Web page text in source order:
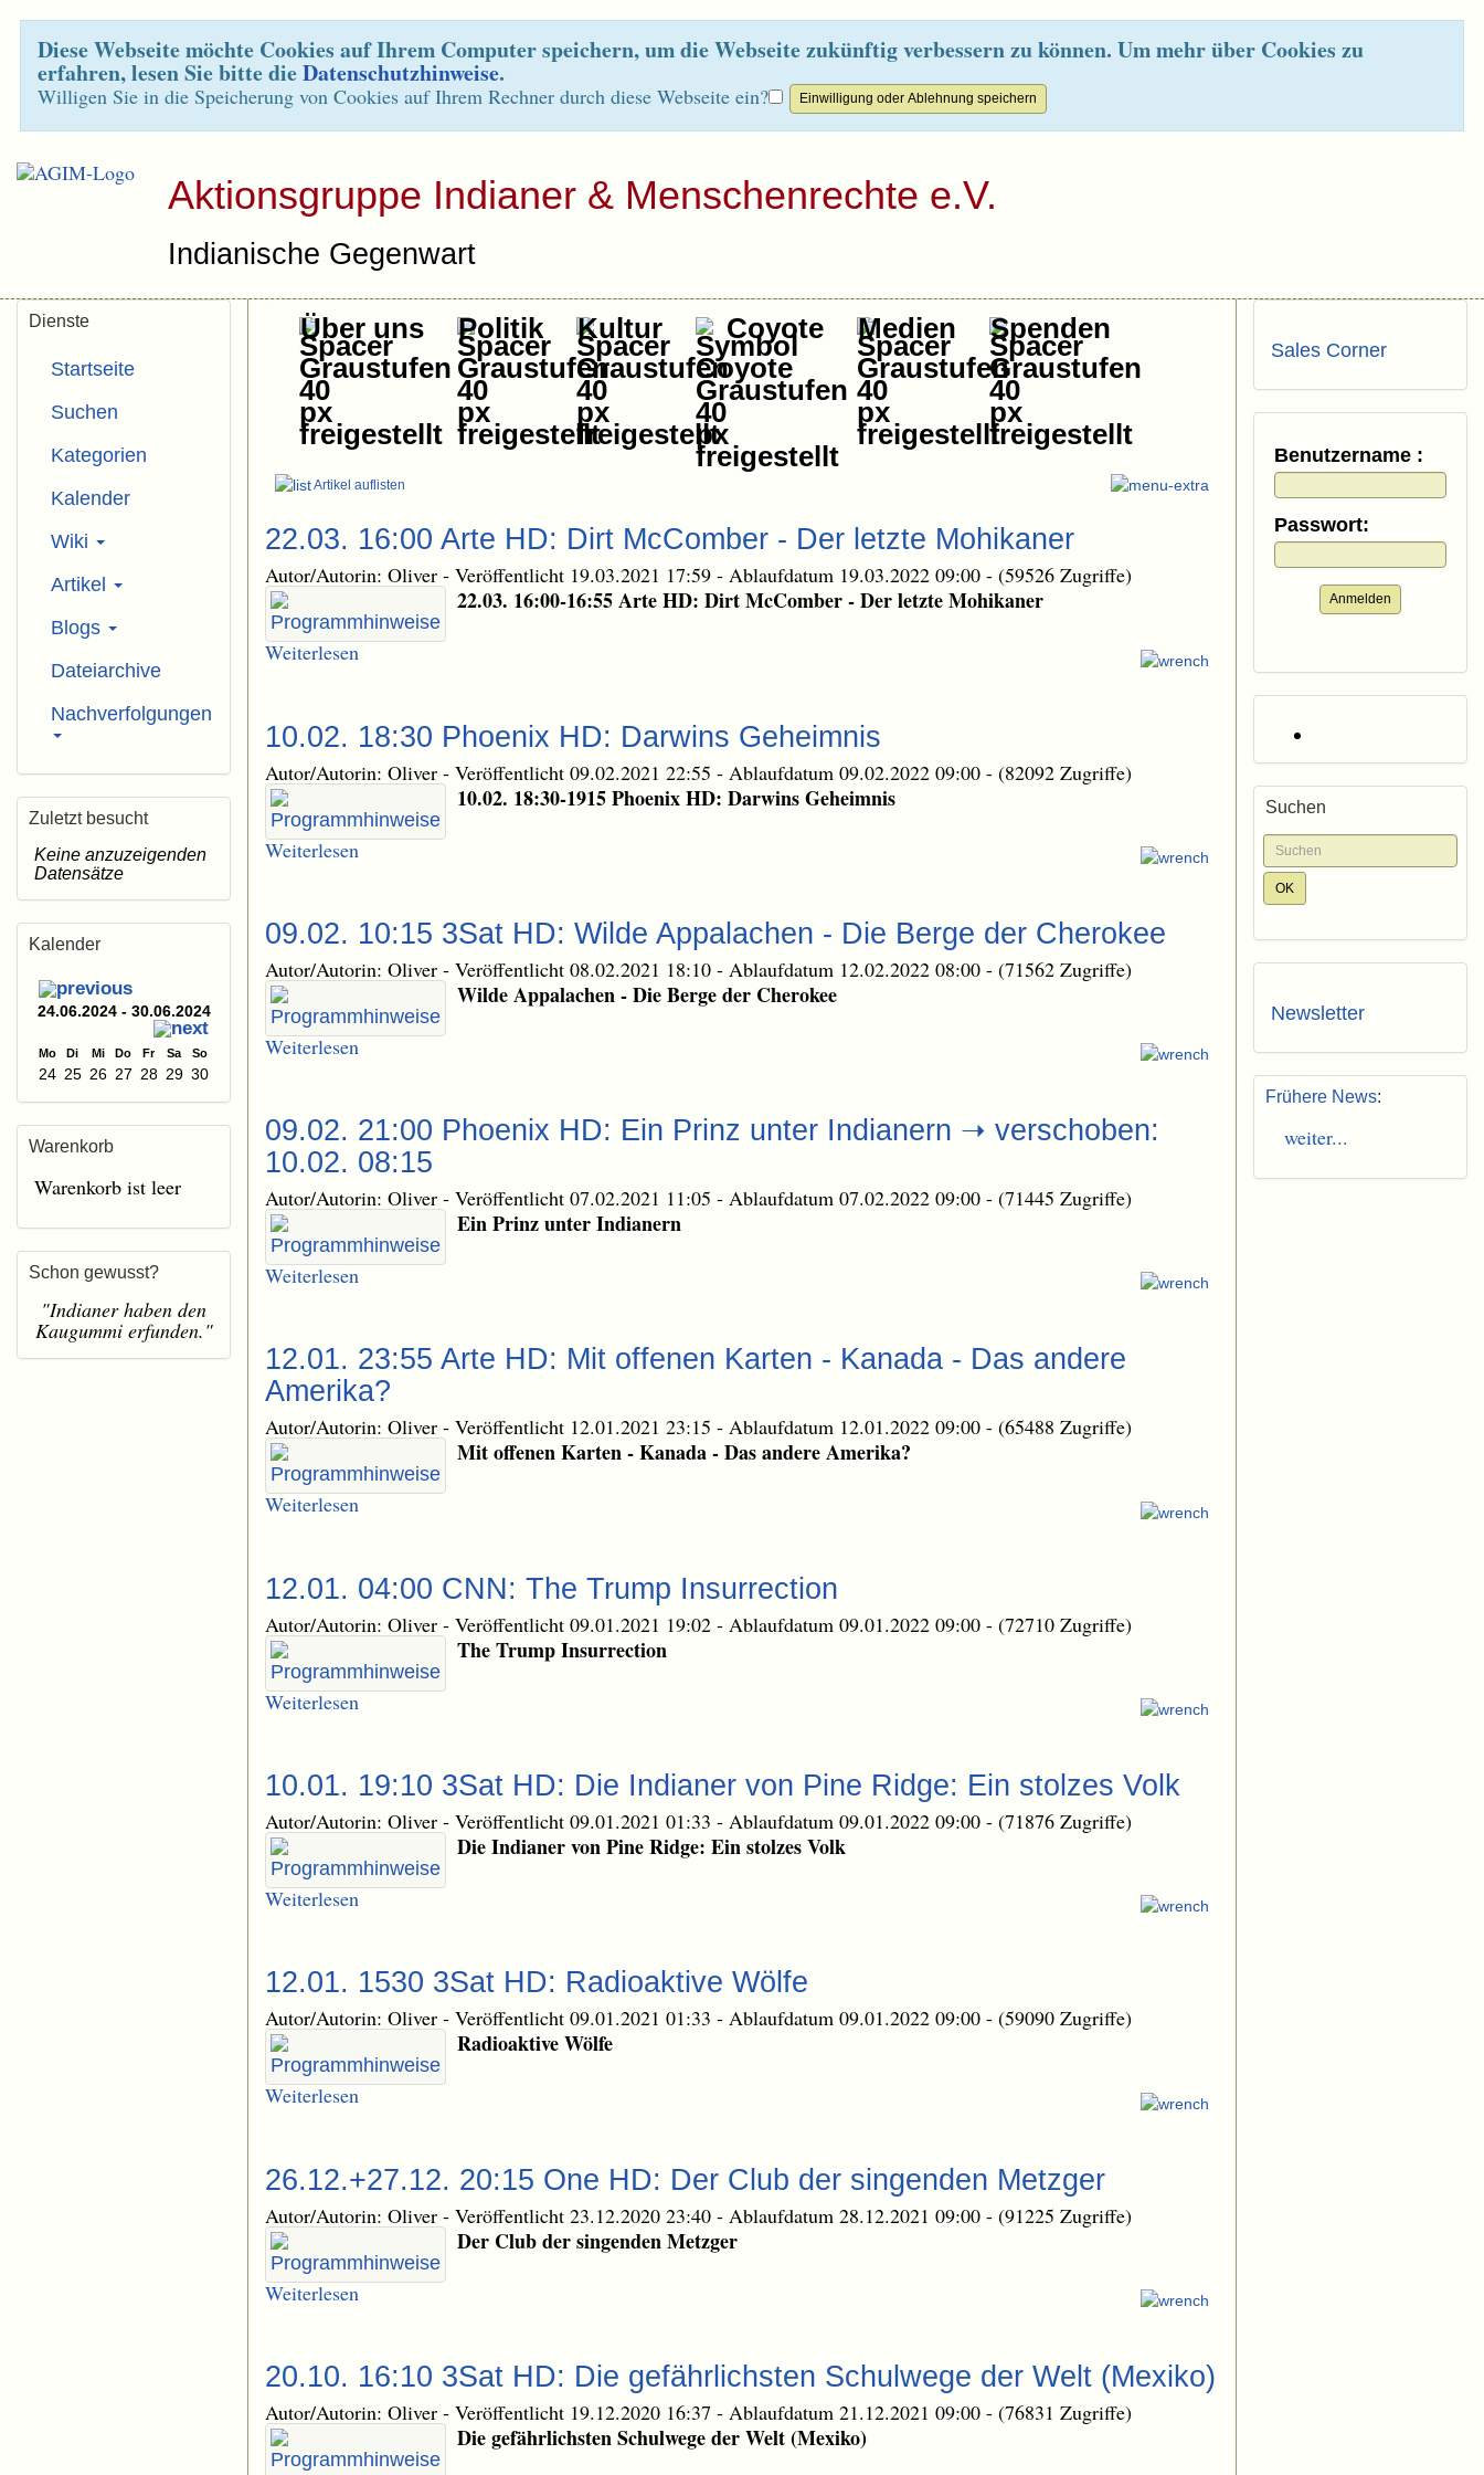
Diese Webseite möchte Cookies auf Ihrem Computer speichern, um die Webseite zukünftig verbessern zu können. Um mehr über Cookies zu
erfahren, lesen Sie bitte dieDatenschutzhinweise.
Willigen Sie in die Speicherung von Cookies auf Ihrem Rechner durch diese Webseite ein?
Aktionsgruppe Indianer & Menschenrechte e.V.
Indianische Gegenwart
Über uns Politik Kultur Coyote Medien Spenden
Artikel auflisten
22.03. 16:00 Arte HD: Dirt McComber - Der letzte Mohikaner
Autor/Autorin: Oliver - Veröffentlicht 19.03.2021 17:59 - Ablaufdatum 19.03.2022 09:00 - (59526 Zugriffe)
22.03. 16:00-16:55 Arte HD: Dirt McComber - Der letzte Mohikaner
Weiterlesen
10.02. 18:30 Phoenix HD: Darwins Geheimnis
Autor/Autorin: Oliver - Veröffentlicht 09.02.2021 22:55 - Ablaufdatum 09.02.2022 09:00 - (82092 Zugriffe)
10.02. 18:30-1915 Phoenix HD: Darwins Geheimnis
Weiterlesen
09.02. 10:15 3Sat HD: Wilde Appalachen - Die Berge der Cherokee
Autor/Autorin: Oliver - Veröffentlicht 08.02.2021 18:10 - Ablaufdatum 12.02.2022 08:00 - (71562 Zugriffe)
Wilde Appalachen - Die Berge der Cherokee
Weiterlesen
09.02. 21:00 Phoenix HD: Ein Prinz unter Indianern ➝ verschoben:
10.02. 08:15
Autor/Autorin: Oliver - Veröffentlicht 07.02.2021 11:05 - Ablaufdatum 07.02.2022 09:00 - (71445 Zugriffe)
Ein Prinz unter Indianern
Weiterlesen
12.01. 23:55 Arte HD: Mit offenen Karten - Kanada - Das andere
Amerika?
Autor/Autorin: Oliver - Veröffentlicht 12.01.2021 23:15 - Ablaufdatum 12.01.2022 09:00 - (65488 Zugriffe)
Mit offenen Karten - Kanada - Das andere Amerika?
Weiterlesen
12.01. 04:00 CNN: The Trump Insurrection
Autor/Autorin: Oliver - Veröffentlicht 09.01.2021 19:02 - Ablaufdatum 09.01.2022 09:00 - (72710 Zugriffe)
The Trump Insurrection
Weiterlesen
10.01. 19:10 3Sat HD: Die Indianer von Pine Ridge: Ein stolzes Volk
Autor/Autorin: Oliver - Veröffentlicht 09.01.2021 01:33 - Ablaufdatum 09.01.2022 09:00 - (71876 Zugriffe)
Die Indianer von Pine Ridge: Ein stolzes Volk
Weiterlesen
12.01. 1530 3Sat HD: Radioaktive Wölfe
Autor/Autorin: Oliver - Veröffentlicht 09.01.2021 01:33 - Ablaufdatum 09.01.2022 09:00 - (59090 Zugriffe)
Radioaktive Wölfe
Weiterlesen
26.12.+27.12. 20:15 One HD: Der Club der singenden Metzger
Autor/Autorin: Oliver - Veröffentlicht 23.12.2020 23:40 - Ablaufdatum 28.12.2021 09:00 - (91225 Zugriffe)
Der Club der singenden Metzger
Weiterlesen
20.10. 16:10 3Sat HD: Die gefährlichsten Schulwege der Welt (Mexiko)
Autor/Autorin: Oliver - Veröffentlicht 19.12.2020 16:37 - Ablaufdatum 21.12.2021 09:00 - (76831 Zugriffe)
Die gefährlichsten Schulwege der Welt (Mexiko)
Dienste
Startseite
Suchen
Kategorien
Kalender
Wiki
Artikel
Blogs
Dateiarchive
Nachverfolgungen
Zuletzt besucht
Keine anzuzeigenden
Datensätze
Kalender
24.06.2024 - 30.06.2024
Mo Di Mi Do Fr Sa So
24 25 26 27 28 29 30
Warenkorb
Warenkorb ist leer
Schon gewusst?
"Indianer haben den
Kaugummi erfunden."
Sales Corner
Benutzername :
Passwort:
Anmelden
Suchen
Newsletter
Frühere News:
weiter...